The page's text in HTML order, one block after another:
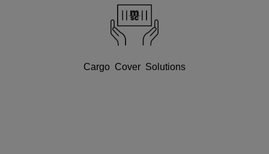
Cargo Cover Solutions